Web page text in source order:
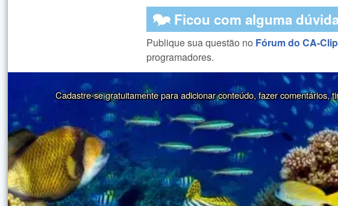
🗫 Ficou com alguma
Publique sua questão no Fórum do CA-
programadores.
Cadastre-se gratuitamente para adicionar conteúdo, fazer